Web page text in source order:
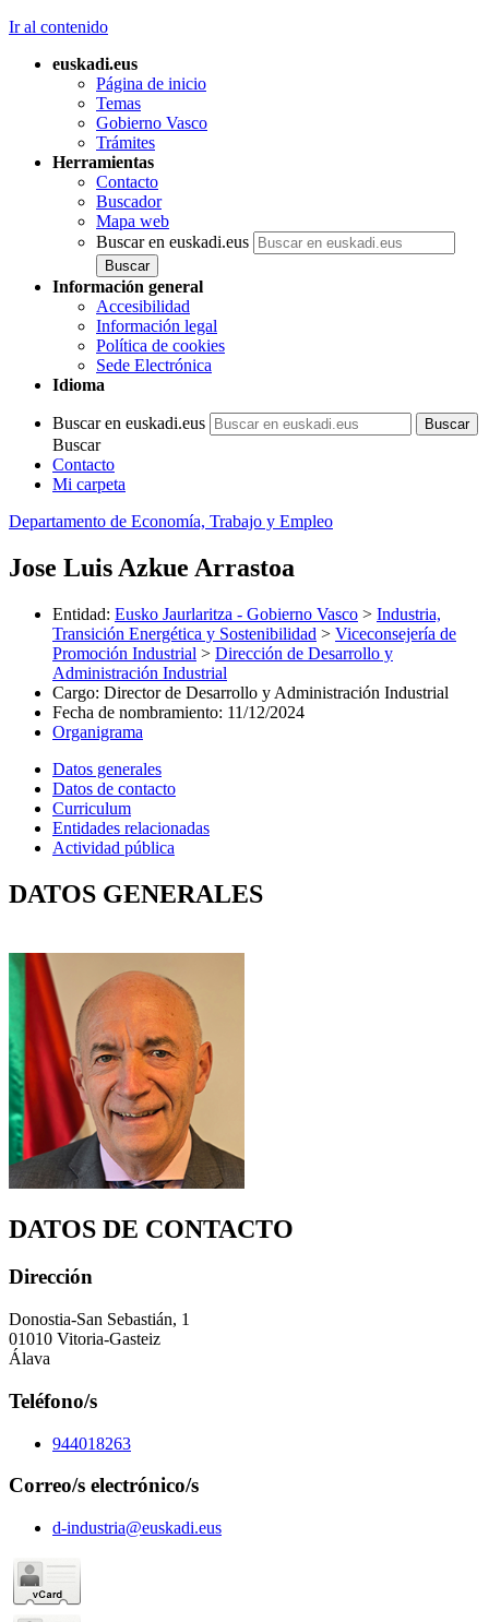
Ir al contenido
euskadi.eus
Página de inicio
Temas
Gobierno Vasco
Trámites
Herramientas
Contacto
Buscador
Mapa web
Buscar en euskadi.eus
Información general
Accesibilidad
Información legal
Política de cookies
Sede Electrónica
Idioma
Buscar en euskadi.eus
Buscar
Contacto
Mi carpeta
Departamento de Economía, Trabajo y Empleo
Jose Luis Azkue Arrastoa
Entidad: Eusko Jaurlaritza - Gobierno Vasco > Industria,
Transición Energética y Sostenibilidad > Viceconsejería de
Promoción Industrial > Dirección de Desarrollo y
Administración Industrial
Cargo: Director de Desarrollo y Administración Industrial
Fecha de nombramiento: 11/12/2024
Organigrama
Datos generales
Datos de contacto
Curriculum
Entidades relacionadas
Actividad pública
DATOS GENERALES
DATOS DE CONTACTO
Dirección
Donostia-San Sebastián, 1
01010 Vitoria-Gasteiz
Álava
Teléfono/s
944018263
Correo/s electrónico/s
d-industria@euskadi.eus